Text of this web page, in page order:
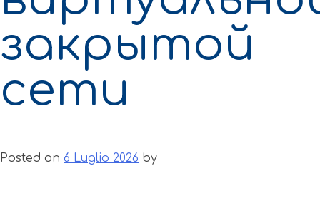
закрытой
сети
Posted on 6 Luglio 2026 by